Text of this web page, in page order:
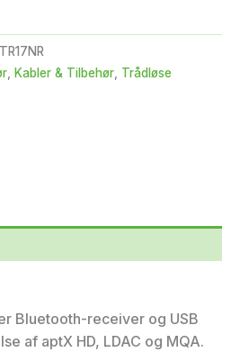
, Kabler & Tilbehør, Trådløse
Bluetooth-receiver og USB
af aptX HD, LDAC og MQA.